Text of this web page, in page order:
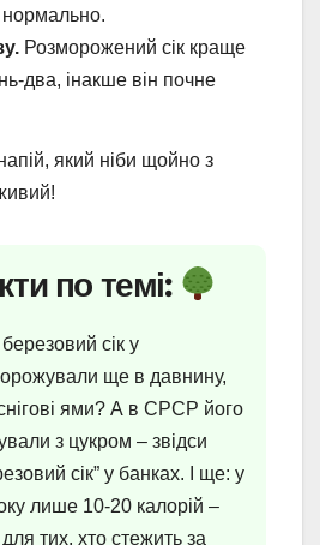
нормально.
Розморожений сік краще
два, інакше він почне
який ніби щойно з
по темі:
сік у
ще в давнину,
ями? А в СРСР його
з цукром – звідси
сік” у банках. І ще: у
лише 10-20 калорій –
тих, хто стежить за